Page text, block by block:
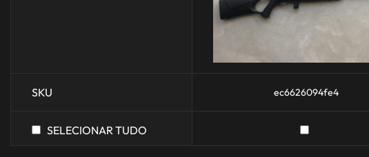
SKU ec6626094fe4
SELECIONAR TUDO